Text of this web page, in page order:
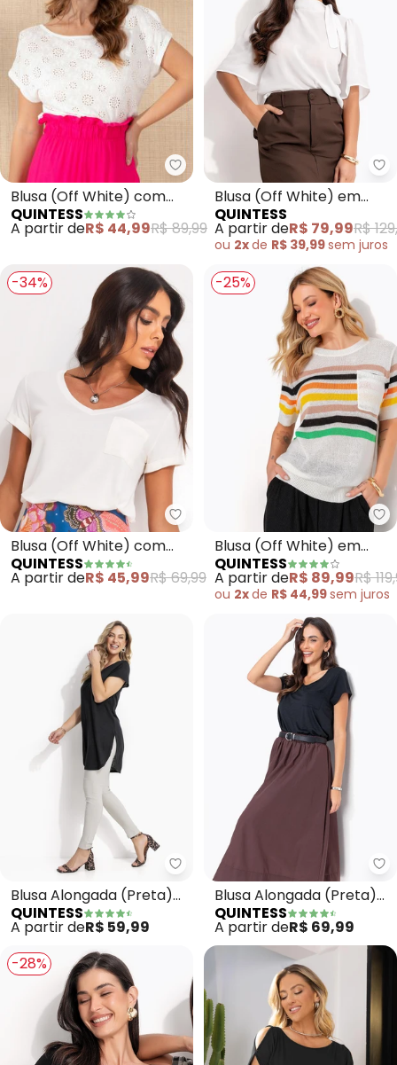
Quintess - Blusa (Off White)
Blusa (Off White) com
Mangas Curtas
QUINTESS
A partir deR$ 44,99R$ 89,99
Blusa (Off White) em
Crepe Plano
QUINTESS
A partir deR$ 79,99R$
ou 2xde R$ 39,99sem juros
-34%
Quintess - Blusa (Off White)
Blusa (Off White) com
Decote V e Bolso Frontal
QUINTESS
A partir deR$ 45,99R$ 69,99
-25%
Blusa (Off White) em
Tricô
QUINTESS
A partir deR$ 89,99R$
ou 2xde R$ 44,99sem juros
Quintess - Blusa Alongada
Blusa Alongada (Preta)
com Barra
Arrendondada
QUINTESS
A partir deR$ 59,99
Blusa Alongada (Preta)
com Decote V
QUINTESS
A partir deR$ 69,99
-28%